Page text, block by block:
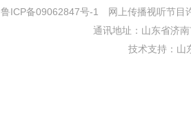
鲁ICP备09062847号-1
网上传播视听节目
通讯地址：山东省济
技术支持： 山